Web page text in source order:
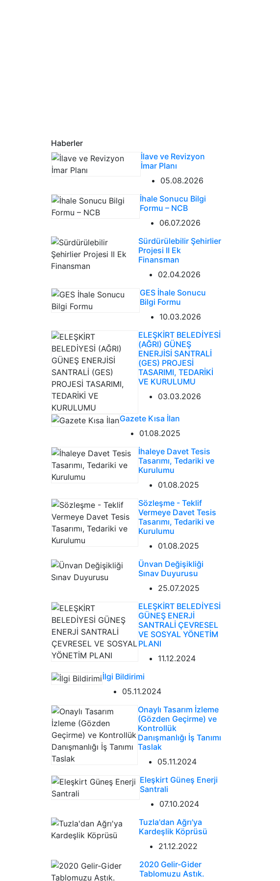
Haberler
İlave ve Revizyon
İmar Planı
05.08.2026
İhale Sonucu Bilgi
Formu – NCB
06.07.2026
Sürdürülebilir Şehirlier
Projesi II Ek
Finansman
02.04.2026
GES İhale Sonucu
Bilgi Formu
10.03.2026
ELEŞKİRT BELEDİYESİ
(AĞRI) GÜNEŞ
ENERJİSİ SANTRALİ
(GES) PROJESİ
TASARIMI, TEDARİKİ
VE KURULUMU
03.03.2026
Gazete Kısa İlan
01.08.2025
İhaleye Davet Tesis
Tasarımı, Tedariki ve
Kurulumu
01.08.2025
Sözleşme - Teklif
Vermeye Davet Tesis
Tasarımı, Tedariki ve
Kurulumu
01.08.2025
Ünvan Değişikliği
Sınav Duyurusu
25.07.2025
ELEŞKİRT BELEDİYESİ
GÜNEŞ ENERJİ
SANTRALİ ÇEVRESEL
VE SOSYAL YÖNETİM
PLANI
11.12.2024
İlgi Bildirimi
05.11.2024
Onaylı Tasarım İzleme
(Gözden Geçirme) ve
Kontrollük
Danışmanlığı İş Tanımı
Taslak
05.11.2024
Eleşkirt Güneş Enerji
Santrali
07.10.2024
Tuzla'dan Ağrı'ya
Kardeşlik Köprüsü
21.12.2022
2020 Gelir-Gider
Tablomuzu Astık.